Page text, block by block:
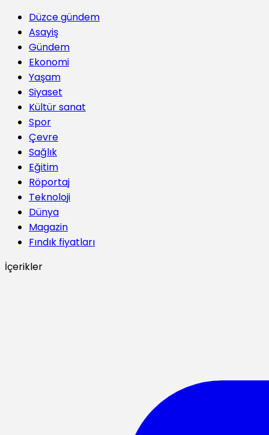
Düzce gündem
Asayiş
Gündem
Ekonomi
Yaşam
Siyaset
Kültür sanat
Spor
Çevre
Sağlık
Eğitim
Röportaj
Teknoloji
Dünya
Magazin
Fındık fiyatları
İçerikler